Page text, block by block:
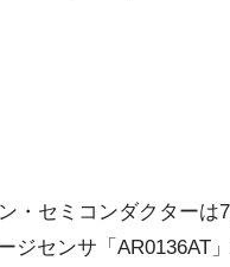
・セミコンダクターは
センサ「AR0136AT」